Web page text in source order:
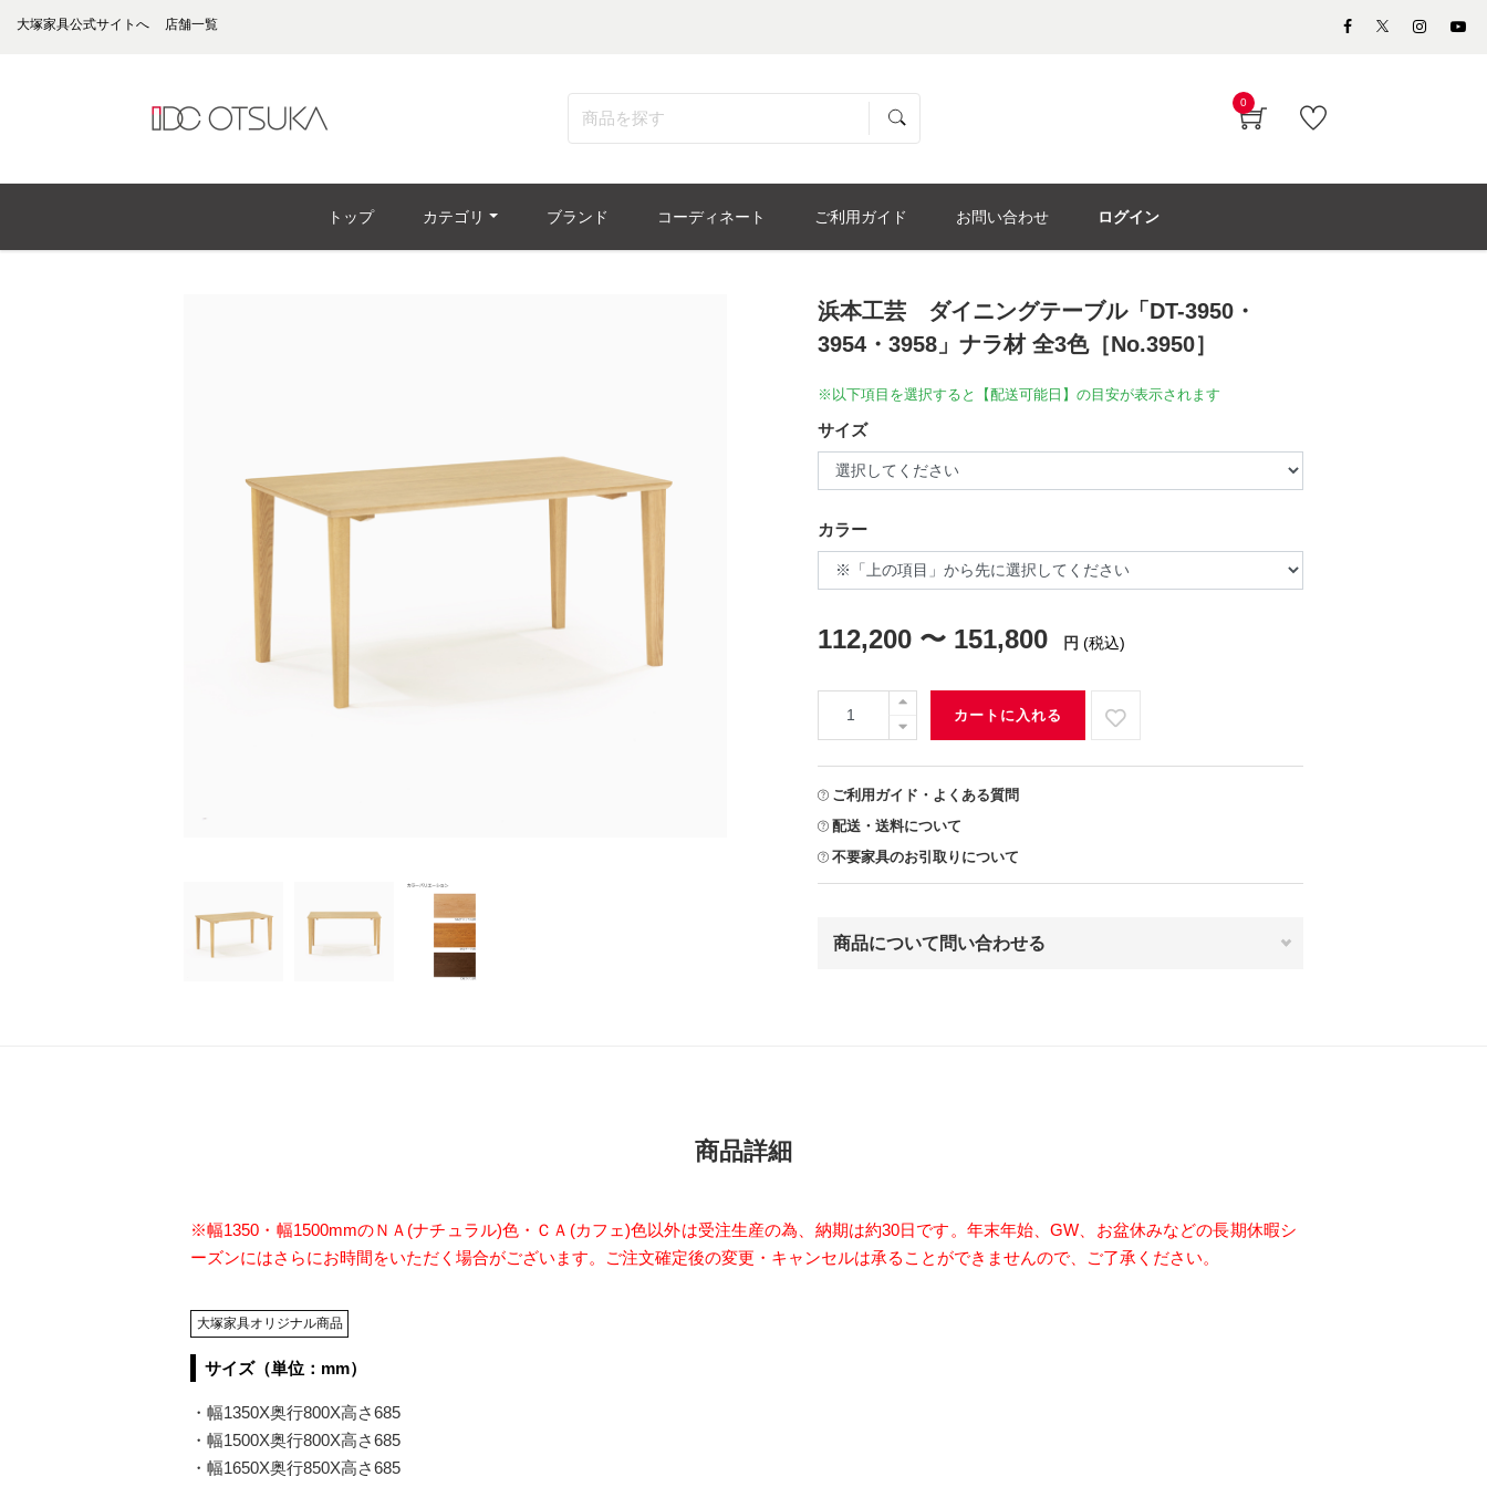
大塚家具公式サイトへ 店舗一覧
0
トップ カテゴリ ブランド コーディネート ご利用ガイド お問い合わせ ログイン
浜本工芸 ダイニングテーブル「DT-3950・
3954・3958」ナラ材 全3色［No.3950］
※以下項目を選択すると【配送可能日】の目安が表示されます
サイズ
カラー
112,200 〜 151,800 円 (税込)
カートに入れる
ご利用ガイド・よくある質問
配送・送料について
不要家具のお引取りについて
商品について問い合わせる
商品詳細
※幅1350・幅1500mmのＮＡ(ナチュラル)色・ＣＡ(カフェ)色以外は受注生産の為、納期は約30日です。年末年始、GW、お盆休みなどの長期休暇シ
ーズンにはさらにお時間をいただく場合がございます。ご注文確定後の変更・キャンセルは承ることができませんので、ご了承ください。
大塚家具オリジナル商品
サイズ（単位：mm）
・幅1350X奥行800X高さ685
・幅1500X奥行800X高さ685
・幅1650X奥行850X高さ685